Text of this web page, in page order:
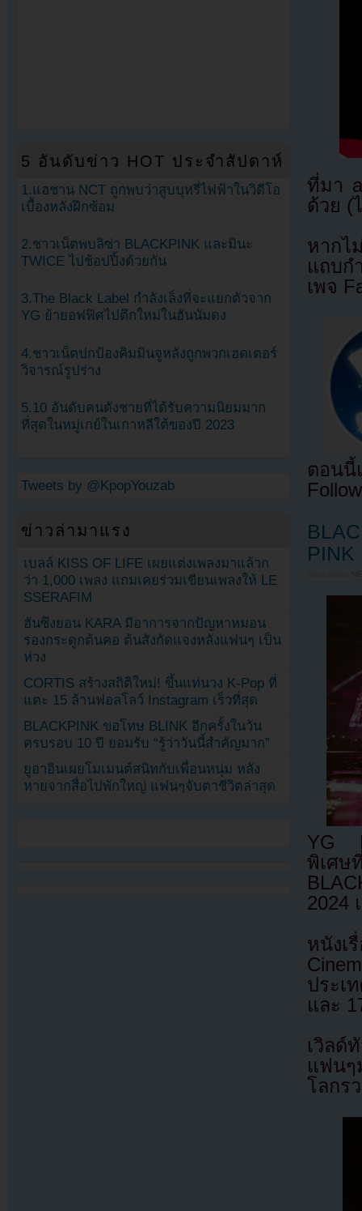
ที่มา
ด้วย (
หากไ
แถบก
เพจ
ตอนนี้
YG
พิเศ
2024
หนังเ
ประเ
และ
เวิลด์
แฟนๆ
โลกร
5 อันดับข่าว HOT ประจำสัปดาห์
1.แฮชาน NCT ถูกพบว่าสูบบุหรี่ไฟฟ้าในวิดีโอ
เบื้องหลังฝึกซ้อม
2.ชาวเน็ตพบลิซ่า BLACKPINK และมินะ
TWICE ไปช้อปปิ้งด้วยกัน
3.The Black Label กำลังเล็งที่จะแยกตัวจาก
YG ย้ายอฟฟิศไปตึกใหม่ในฮันนัมดง
4.ชาวเน็ตปกป้องคิมมินจูหลังถูกพวกเฮดเตอร์
วิจารณ์รูปร่าง
5.10 อันดับคนดังชายที่ได้รับความนิยมมาก
ที่สุดในหมู่เกย์ในเกาหลีใต้ของปี 2023
Tweets by @KpopYouzab
ข่าวล่ามาแรง
เบลล์ KISS OF LIFE เผยแต่งเพลงมาแล้วก
ว่า 1,000 เพลง แถมเคยร่วมเขียนเพลงให้ LE
SSERAFIM
ฮันซึงยอน KARA มีอาการจากปัญหาหมอน
รองกระดูกต้นคอ ต้นสังกัดแจงหลังแฟนๆ เป็น
ห่วง
CORTIS สร้างสถิติใหม่! ขึ้นแท่นวง K-Pop ที่
แตะ 15 ล้านฟอลโลว์ Instagram เร็วที่สุด
BLACKPINK ขอโทษ BLINK อีกครั้งในวัน
ครบรอบ 10 ปี ยอมรับ “รู้ว่าวันนี้สำคัญมาก”
ยูอาอินเผยโมเมนต์สนิทกับเพื่อนหนุ่ม หลัง
หายจากสื่อไปพักใหญ่ แฟนๆจับตาชีวิตล่าสุด